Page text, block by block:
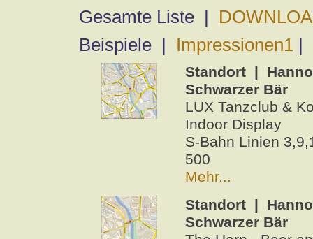
Gesamte Liste |
Beispiele | Impressionen1|
Standort |
Schwarzer Bär
LUX Tanzclub &
Indoor Display
S-Bahn Linien
500
Mehr...
Standort |
Schwarzer Bär